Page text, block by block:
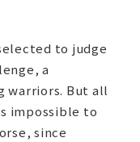
to judge
a
warriors. But all
impossible to
since